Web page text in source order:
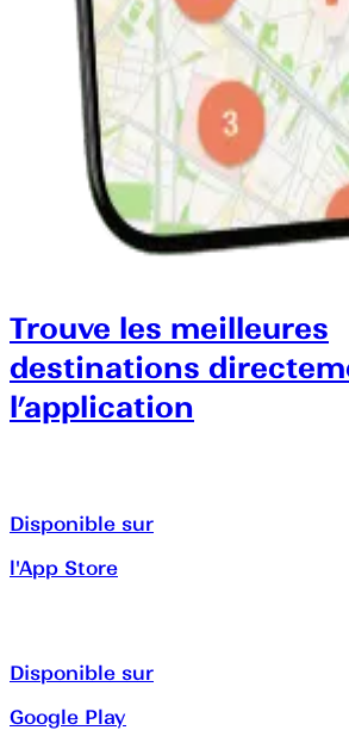
Trouve les meilleures
destinations
l’application
Disponible sur
l'App Store
Disponible sur
Google Play